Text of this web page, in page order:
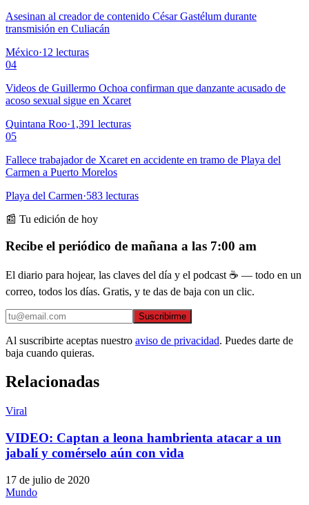
Asesinan al creador de contenido César Gastélum durante
transmisión en Culiacán
México·12 lecturas
04
Videos de Guillermo Ochoa confirman que danzante acusado de
acoso sexual sigue en Xcaret
Quintana Roo·1,391 lecturas
05
Fallece trabajador de Xcaret en accidente en tramo de Playa del
Carmen a Puerto Morelos
Playa del Carmen·583 lecturas
📰 Tu edición de hoy
Recibe el periódico de mañana a las 7:00 am
El diario para hojear, las claves del día y el podcast ☕ — todo en un
correo, todos los días. Gratis, y te das de baja con un clic.
Suscribirme
Al suscribirte aceptas nuestro aviso de privacidad. Puedes darte de
baja cuando quieras.
Relacionadas
Viral
VIDEO: Captan a leona hambrienta atacar a un
jabalí y comérselo aún con vida
17 de julio de 2020
Mundo